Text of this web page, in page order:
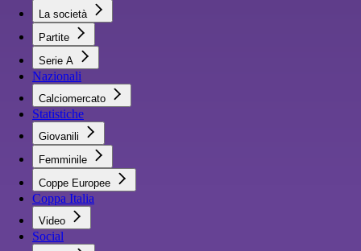
La società
Partite
Serie A
Nazionali
Calciomercato
Statistiche
Giovanili
Femminile
Coppe Europee
Coppa Italia
Video
Social